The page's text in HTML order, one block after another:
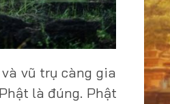
vũ trụ càng gia
là đúng. Phật